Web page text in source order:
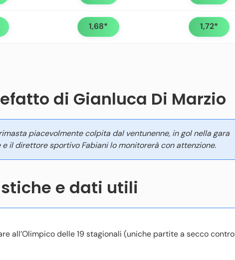
1,68* 1,72*
di Gianluca Di Marzio
piacevolmente colpita dal ventunenne, in gol nella gara
il direttore sportivo Fabiani lo monitorerà con attenzione.
e dati utili
all’Olimpico delle 19 stagionali (uniche partite a secco contro